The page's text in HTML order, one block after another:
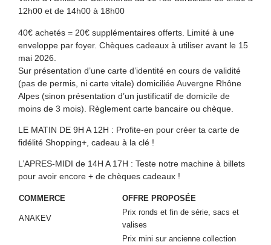
12h00 et de 14h00 à 18h00
40€ achetés = 20€ supplémentaires offerts. Limité à une
enveloppe par foyer. Chèques cadeaux à utiliser avant le 15
mai 2026.
Sur présentation d’une carte d’identité en cours de validité
(pas de permis, ni carte vitale) domiciliée Auvergne Rhône
Alpes (sinon présentation d’un justificatif de domicile de
moins de 3 mois). Règlement carte bancaire ou chèque.
LE MATIN DE 9H A 12H : Profite-en pour créer ta carte de
fidélité Shopping+, cadeau à la clé !
L’APRES-MIDI de 14H A 17H : Teste notre machine à billets
pour avoir encore + de chèques cadeaux !
COMMERCE OFFRE PROPOSÉE
ANAKEV
Prix ronds et fin de série, sacs et
valises
Prix mini sur ancienne collection